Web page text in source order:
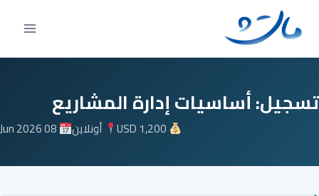
content
تسجيل: أساسيات إدارة المشاريع
أونلاين